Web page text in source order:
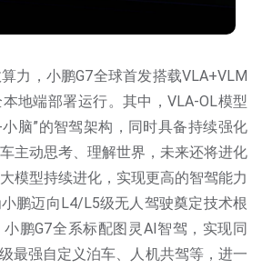
力，小鹏G7全球首发搭载VLA+VLM
地端部署运行。其中，VLA-OL模型
脑”的智驾架构，同时具备持续强化
主动思考、理解世界，未来还将进化
模型持续进化，实现更高的智驾能力
小鹏迈向L4/L5级无人驾驶奠定技术根
鹏G7全系标配图灵AI智驾，实现同
最强自定义泊车、人机共驾等，进一